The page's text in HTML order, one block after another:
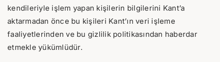
kendileriyle işlem yapan kişilerin bilgilerini Kant’a
aktarmadan önce bu kişileri Kant’ın veri işleme
faaliyetlerinden ve bu gizlilik politikasından haberdar
etmekle yükümlüdür.